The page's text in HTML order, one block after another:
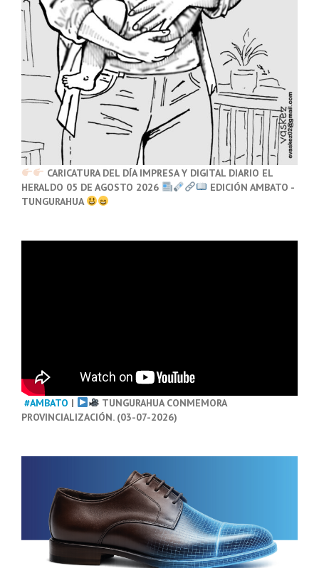
CARICATURA DEL DÍA IMPRESA Y DIGITAL DIARIO EL
HERALDO 05 DE AGOSTO 2026
EDICIÓN AMBATO -
TUNGURAHUA
#AMBATO |
TUNGURAHUA CONMEMORA
PROVINCIALIZACIÓN. (03-07-2026)